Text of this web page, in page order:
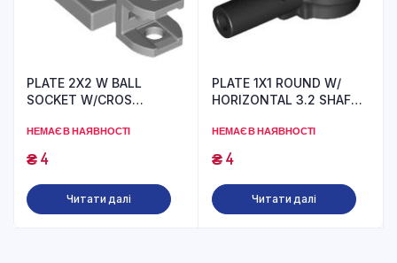
PLATE 2X2 W BALL
SOCKET W/CROS
НЕМАЄ В НАЯВНОСТІ
₴4
Читати далі
PLATE 1X1 ROUND W/
HORIZONTAL 3.2 SHAFT
НЕМАЄ В НАЯВНОСТІ
₴4
Читати далі